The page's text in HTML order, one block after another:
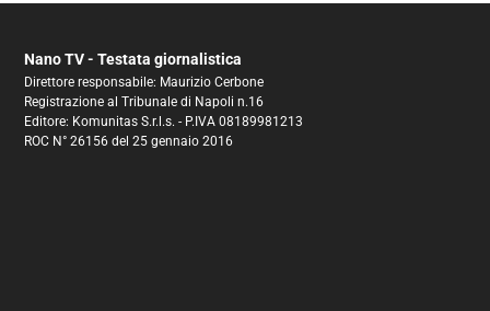
Nano TV - Testata giornalistica
Direttore responsabile: Maurizio Cerbone
Registrazione al Tribunale di Napoli n.16
Editore: Komunitas S.r.l.s. - P.IVA 08189981213
ROC N° 26156 del 25 gennaio 2016